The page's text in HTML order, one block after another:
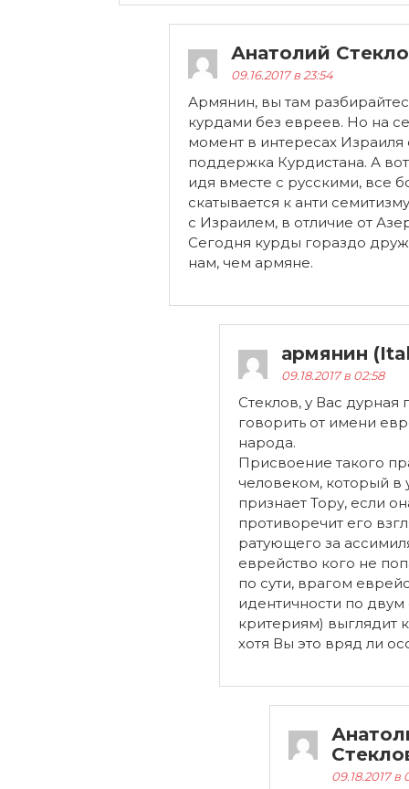
Анатолий
09.16.2017 в 23:54
Армянин, вы там
курдами без евреев. Но на
момент в интересах Израиля
поддержка Курдистана. А
идя вместе с русскими, все
скатывается к анти
с Израилем, в отличие от
Сегодня курды гораздо
нам, чем армяне.
армянин
09.18.2017 в 02:58
Стеклов, у Вас дурная
говорить от имени
народа.
Присвоение такого
человеком, который в
признает Тору, если
противоречит его
ратующего за
еврейство кого не
по сути, врагом
идентичности по
критериям) выглядит
хотя Вы это вряд ли
09.18.2017 в